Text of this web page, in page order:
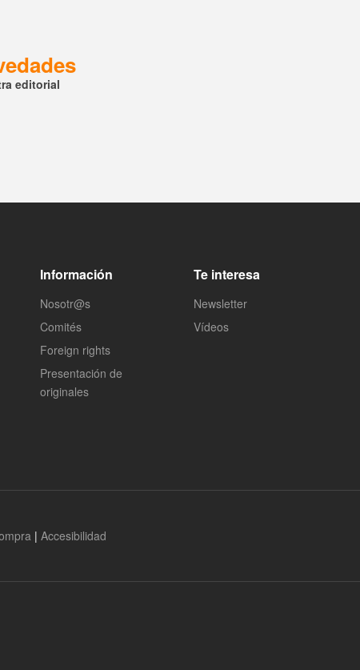
editorial
Información
Nosotr@s
Comités
Foreign rights
Presentación de
originales
Te interesa
Newsletter
Vídeos
| Accesibilidad